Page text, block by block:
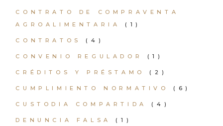
CONTRATO DE COMPRAVENTA
AGROALIMENTARIA
(1)
CONTRATOS (4)
CONVENIO REGULADOR (1)
CRÉDITOS Y PRÉSTAMO (2)
CUMPLIMIENTO NORMATIVO (6)
CUSTODIA COMPARTIDA (4)
DENUNCIA FALSA (1)